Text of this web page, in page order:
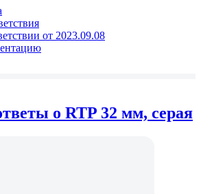
от 2023.09.08
о RTP 32 мм, серая